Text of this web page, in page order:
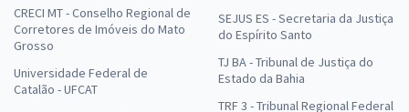
CRECI MT - Conselho Regional de
Corretores de Imóveis do Mato
Grosso
Universidade Federal de
Catalão - UFCAT
SEJUS ES - Secretaria da Justiça
do Espírito Santo
TJ BA - Tribunal de Justiça do
Estado da Bahia
TRF 3 - Tribunal Regional Federal